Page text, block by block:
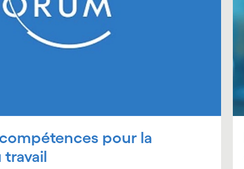
pour la
travail